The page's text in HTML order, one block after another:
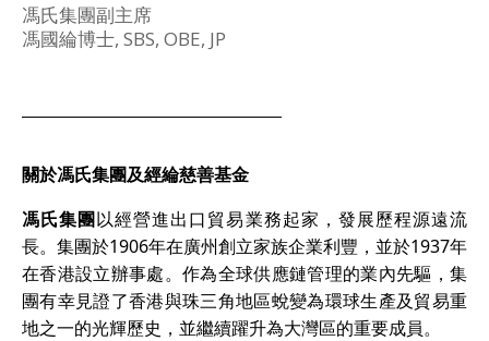
馮氏集團副主席
馮國綸博士, SBS, OBE, JP
關於馮氏集團及經綸慈善基金
馮氏集團以經營進出口貿易業務起家，發展歷程源遠流
長。集團於1906年在廣州創立家族企業利豐，並於1937年
在香港設立辦事處。作為全球供應鏈管理的業內先驅，集
團有幸見證了香港與珠三角地區蛻變為環球生產及貿易重
地之一的光輝歷史，並繼續躍升為大灣區的重要成員。